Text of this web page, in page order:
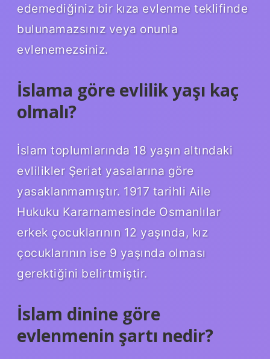
edemediğiniz bir kıza evlenme teklifinde
bulunamazsınız veya onunla
evlenemezsiniz.
İslama göre evlilik yaşı kaç
olmalı?
İslam toplumlarında 18 yaşın altındaki
evlilikler Şeriat yasalarına göre
yasaklanmamıştır. 1917 tarihli Aile
Hukuku Kararnamesinde Osmanlılar
erkek çocuklarının 12 yaşında, kız
çocuklarının ise 9 yaşında olması
gerektiğini belirtmiştir.
İslam dinine göre
evlenmenin şartı nedir?